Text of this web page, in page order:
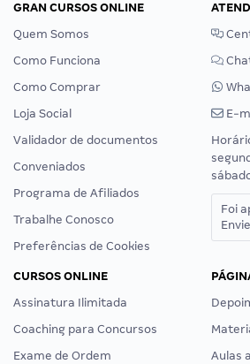
GRAN CURSOS ONLINE
Quem Somos
Como Funciona
Como Comprar
Loja Social
Validador de documentos
Conveniados
Programa de Afiliados
Trabalhe Conosco
Preferências de Cookies
E-
Foi
CURSOS ONLINE
Assinatura Ilimitada
Coaching para Concursos
Exame de Ordem
Aulas